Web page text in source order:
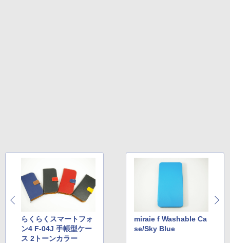
らくらくスマートフォ
ン4 F-04J 手帳型ケー
ス 2トーンカラー
miraie f Washable Ca
se/Sky Blue